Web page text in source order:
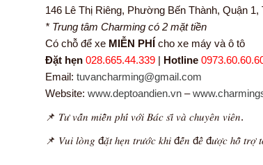
146 Lê Thị Riêng, Phường Bến Thành, Quận 1,
* Trung tâm Charming có 2 mặt tiền
Có chỗ để xe MIỄN PHÍ cho xe máy và ô tô
Đặt hẹn 028.665.44.339 | Hotline
Email: tuvancharming@gmail.com
Website: www.deptoandien.vn –
📌 𝑇𝑢̛ 𝑣𝑎̂́𝑛 𝑚𝑖𝑒̂̃𝑛 𝑝ℎ𝑖́ 𝑣𝑜̛́𝑖 𝐵𝑎́𝑐 𝑠𝑖̃ 𝑣𝑎̀ 𝑐ℎ𝑢𝑦𝑒̂𝑛 𝑣𝑖𝑒̂𝑛.
📌 𝑉𝑢𝑖 𝑙𝑜̀𝑛𝑔 đ𝑎̣̆𝑡 ℎ𝑒̣𝑛 𝑡𝑟𝑢̛𝑜̛́𝑐 𝑘ℎ𝑖 đ𝑒̂́𝑛 đ𝑒̂̉ đ𝑢̛𝑜̛̣𝑐 ℎ𝑜̂̃ 𝑡𝑟𝑜̛̣